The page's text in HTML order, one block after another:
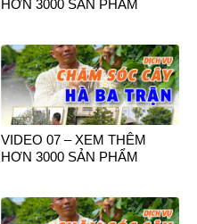
HƠN 3000 SẢN PHẨM
VIDEO 07 – XEM THÊM
HƠN 3000 SẢN PHẨM